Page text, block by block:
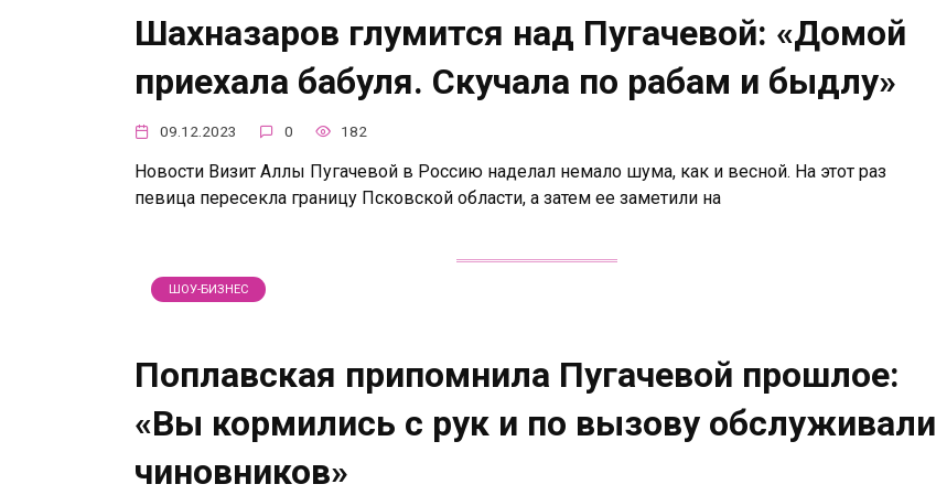
Шахназаров глумится над Пугачевой: «Домой
приехала бабуля. Скучала по рабам и быдлу»
09.12.2023 0 182
Новости Визит Аллы Пугачевой в Россию наделал немало шума, как и весной. На этот раз
певица пересекла границу Псковской области, а затем ее заметили на
ШОУ-БИЗНЕС
Поплавская припомнила Пугачевой прошлое:
«Вы кормились с рук и по вызову обслуживали
чиновников»